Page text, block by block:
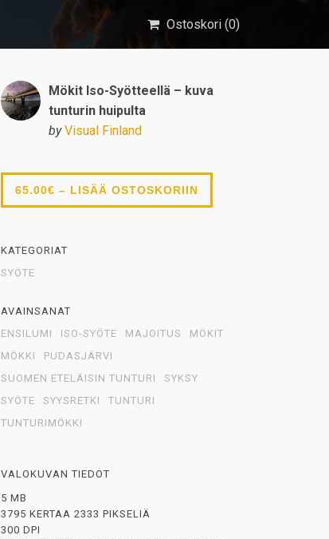
Ostoskori (0)
Mökit Iso-Syötteellä – kuva
tunturin huipulta
by Visual Finland
65.00€ – LISÄÄ OSTOSKORIIN
KATEGORIAT
SYÖTE
AVAINSANAT
ENSILUMI
ISO-SYÖTE MAJOITUS
MÖKIT
MÖKKI
PUDASJÄRVI
SUOMEN ETELÄISIN TUNTURI
SYKSY
SYÖTE
SYYSRETKI
TUNTURI
TUNTURIMÖKKI
VALOKUVAN TIEDOT
5 MB
3795 KERTAA 2333 PIKSELIÄ
300 DPI